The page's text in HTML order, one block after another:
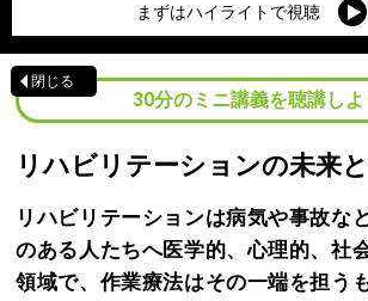
まずはハイライトで視聴
閉じる
30分のミニ講義を聴講しよ
リハビリテーションの未来
リハビリテーションは病気や事故な
のある人たちへ医学的、心理的、社
領域で、作業療法はその一端を担う